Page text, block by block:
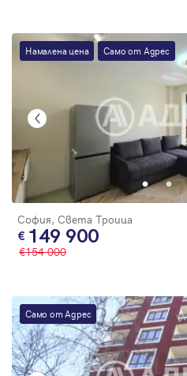
Намалена цена Само от Адрес
София, Света Троица
149 900
154 000
Само от Адрес